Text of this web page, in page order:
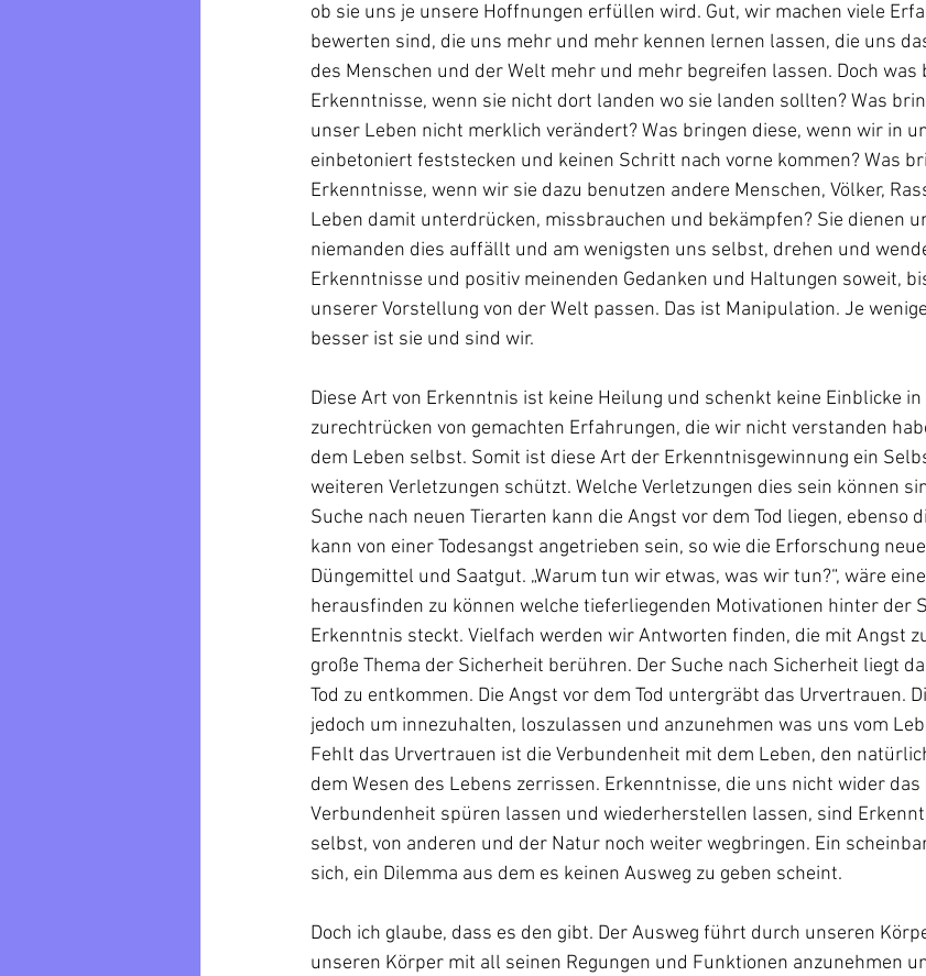
ob sie uns je unsere Hoffnungen erfüllen wird. Gut, wir machen viele
bewerten sind, die uns mehr und mehr kennen lernen lassen, die uns
des Menschen und der Welt mehr und mehr begreifen lassen. Doch was
Erkenntnisse, wenn sie nicht dort landen wo sie landen sollten? Was
unser Leben nicht merklich verändert? Was bringen diese, wenn wir in
einbetoniert feststecken und keinen Schritt nach vorne kommen? Was
Erkenntnisse, wenn wir sie dazu benutzen andere Menschen, Völker,
Leben damit unterdrücken, missbrauchen und bekämpfen? Sie dienen
niemanden dies auffällt und am wenigsten uns selbst, drehen und
Erkenntnisse und positiv meinenden Gedanken und Haltungen soweit,
unserer Vorstellung von der Welt passen. Das ist Manipulation. Je
besser ist sie und sind wir.
Diese Art von Erkenntnis ist keine Heilung und schenkt keine Einblicke
zurechtrücken von gemachten Erfahrungen, die wir nicht verstanden
dem Leben selbst. Somit ist diese Art der Erkenntnisgewinnung ein
weiteren Verletzungen schützt. Welche Verletzungen dies sein können
Suche nach neuen Tierarten kann die Angst vor dem Tod liegen, ebenso
kann von einer Todesangst angetrieben sein, so wie die Erforschung
Düngemittel und Saatgut. „Warum tun wir etwas, was wir tun?“, wäre
herausfinden zu können welche tieferliegenden Motivationen hinter der
Erkenntnis steckt. Vielfach werden wir Antworten finden, die mit Angst
große Thema der Sicherheit berühren. Der Suche nach Sicherheit liegt
Tod zu entkommen. Die Angst vor dem Tod untergräbt das Urvertrauen.
jedoch um innezuhalten, loszulassen und anzunehmen was uns vom
Fehlt das Urvertrauen ist die Verbundenheit mit dem Leben, den
dem Wesen des Lebens zerrissen. Erkenntnisse, die uns nicht wider
Verbundenheit spüren lassen und wiederherstellen lassen, sind
selbst, von anderen und der Natur noch weiter wegbringen. Ein
sich, ein Dilemma aus dem es keinen Ausweg zu geben scheint.
Doch ich glaube, dass es den gibt. Der Ausweg führt durch unseren
unseren Körper mit all seinen Regungen und Funktionen anzunehmen